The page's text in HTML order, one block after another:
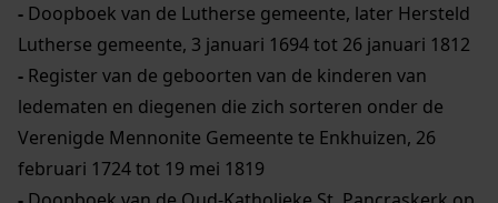
- Doopboek van de Lutherse gemeente, later Hersteld
Lutherse gemeente, 3 januari 1694 tot 26 januari 1812
- Register van de geboorten van de kinderen van
ledematen en diegenen die zich sorteren onder de
Verenigde Mennonite Gemeente te Enkhuizen, 26
februari 1724 tot 19 mei 1819